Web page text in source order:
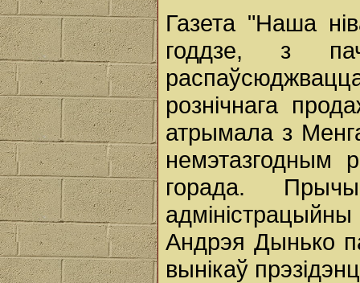
Газета "Наша
годдзе, з
рознічнага
атрымала з
немэтазгодным
горада.
Андрэя Дынько
вынікаў